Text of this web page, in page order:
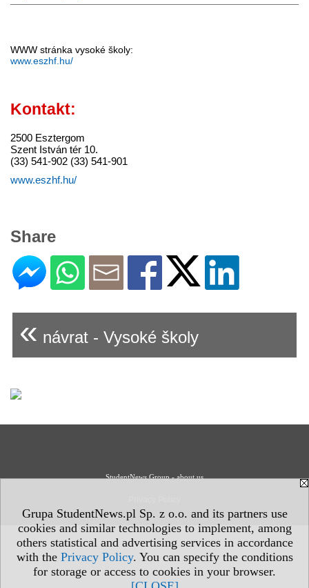
Grupa StudentNews.pl Sp. z o.o. and its partners use
cookies and similar technologies to implement, among
others statistical and advertising services in accordance
with the Privacy Policy. You can specify the conditions
for storage or access to cookies in your browser.
WWW stránka vysoké školy:
www.eszhf.hu/
Kontakt:
2500 Esztergom
Szent István tér 10.
(33) 541-902 (33) 541-901
www.eszhf.hu/
Share
« návrat - Vysoké školy
StudentNews Group - about us